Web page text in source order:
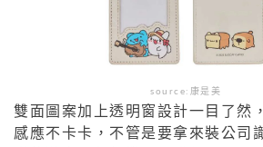
source:康是美
雙面圖案加上透明窗設計一目了然
感應不卡卡，不管是要拿來裝公司